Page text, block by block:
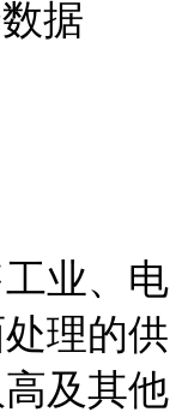
据
业、电
理的供
及其他